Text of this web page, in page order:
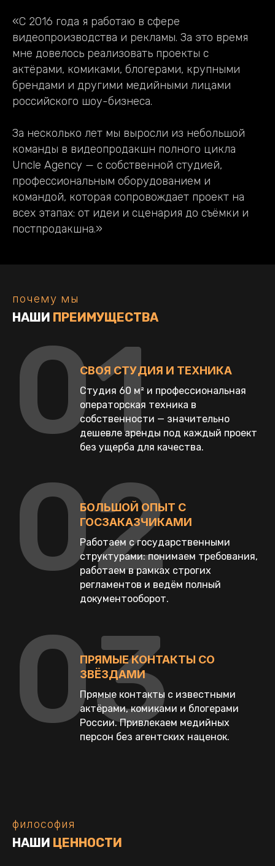
«С 2016 года я работаю в сфере
видеопроизводства и рекламы. За это время
мне довелось реализовать проекты с
актёрами, комиками, блогерами, крупными
брендами и другими медийными лицами
российского шоу-бизнеса.
За несколько лет мы выросли из небольшой
команды в видеопродакшн полного цикла
Uncle Agency — с собственной студией,
профессиональным оборудованием и
командой, которая сопровождает проект на
всех этапах: от идеи и сценария до съёмки и
постпродакшна.»
почему мы
НАШИ ПРЕИМУЩЕСТВА
СВОЯ СТУДИЯ И ТЕХНИКА
Студия 60 м² и профессиональная
операторская техника в
собственности — значительно
дешевле аренды под каждый проект
без ущерба для качества.
01
БОЛЬШОЙ ОПЫТ С
ГОСЗАКАЗЧИКАМИ
Работаем с государственными
структурами: понимаем требования,
работаем в рамках строгих
регламентов и ведём полный
документооборот.
02
ПРЯМЫЕ КОНТАКТЫ СО
ЗВЁЗДАМИ
Прямые контакты с известными
актёрами, комиками и блогерами
России. Привлекаем медийных
персон без агентских наценок.
03
философия
НАШИ ЦЕННОСТИ